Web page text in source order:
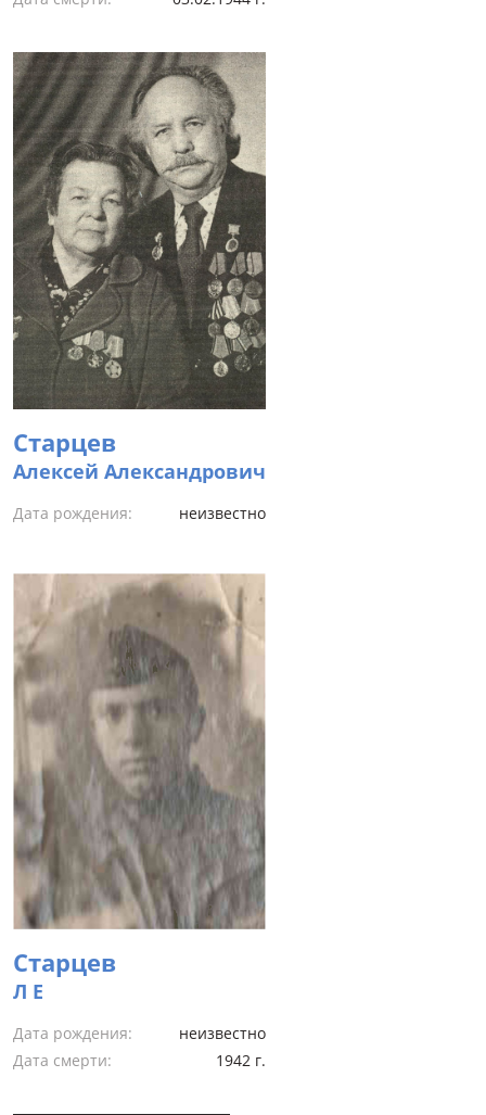
Старцев
Алексей Александрович
Дата рождения: неизвестно
Старцев
Л Е
Дата рождения:
неизвестно
Дата смерти:
1942 г.